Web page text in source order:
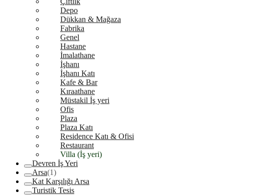
Depo
Dükkan & Mağaza
Fabrika
Genel
Hastane
İmalathane
İşhanı
İşhanı Katı
Kafe & Bar
Kıraathane
Müstakil İş yeri
Ofis
Plaza
Plaza Katı
Residence Katı & Ofisi
Restaurant
Villa (İş yeri)
Devren İş Yeri
Arsa(1)
Kat Karşılığı Arsa
Turistik Tesis